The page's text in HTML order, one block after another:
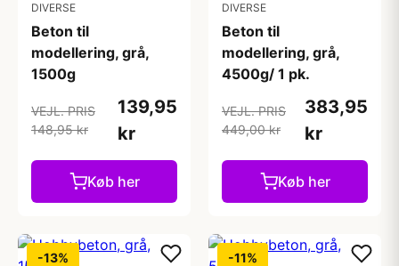
DIVERSE
Beton til
modellering, grå,
1500g
VEJL. PRIS
148,95 kr
139,95
kr
Køb her
DIVERSE
Beton til
modellering, grå,
4500g/ 1 pk.
VEJL. PRIS
449,00 kr
383,95
kr
Køb her
-13% -11%